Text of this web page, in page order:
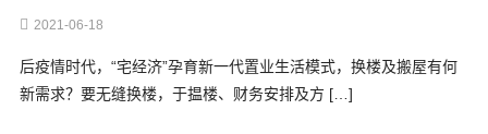
2021-06-18
后疫情时代，“宅经济”孕育新一代置业生活模式，换楼及搬屋有何
新需求？要无缝换楼，于揾楼、财务安排及方 […]